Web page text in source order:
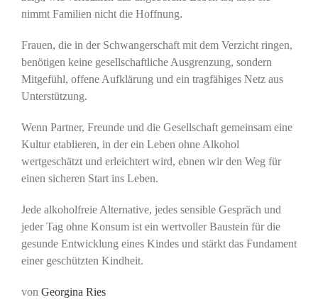
nimmt Familien nicht die Hoffnung.
Frauen, die in der Schwangerschaft mit dem Verzicht ringen,
benötigen keine gesellschaftliche Ausgrenzung, sondern
Mitgefühl, offene Aufklärung und ein tragfähiges Netz aus
Unterstützung.
Wenn Partner, Freunde und die Gesellschaft gemeinsam eine
Kultur etablieren, in der ein Leben ohne Alkohol
wertgeschätzt und erleichtert wird, ebnen wir den Weg für
einen sicheren Start ins Leben.
Jede alkoholfreie Alternative, jedes sensible Gespräch und
jeder Tag ohne Konsum ist ein wertvoller Baustein für die
gesunde Entwicklung eines Kindes und stärkt das Fundament
einer geschützten Kindheit.
von Georgina Ries